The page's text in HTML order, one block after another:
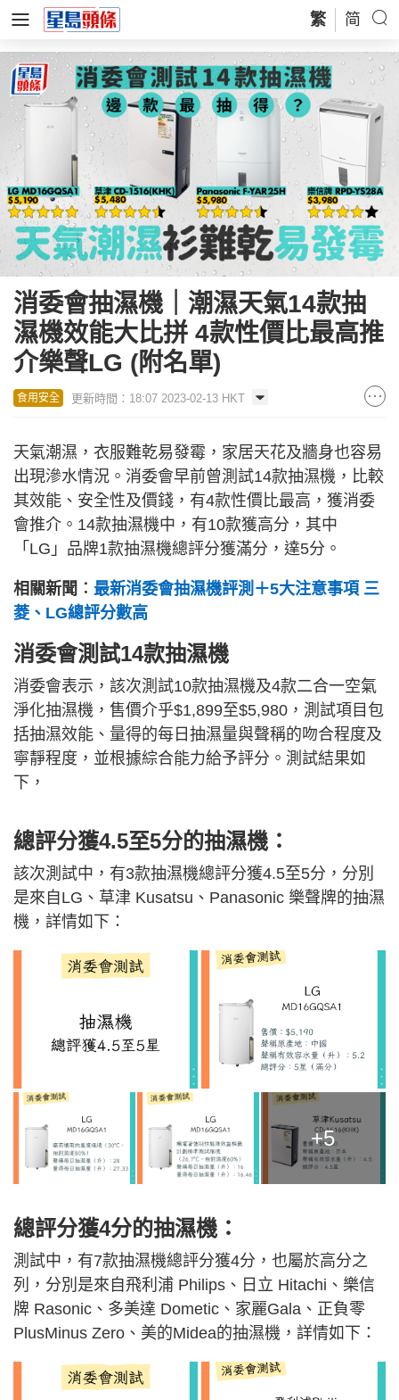
繁 简
消委會抽濕機｜潮濕天氣14款抽
濕機效能大比拼 4款性價比最高推
介樂聲LG (附名單)
食用安全 更新時間：18:07 2023-02-13 HKT
天氣潮濕，衣服難乾易發霉，家居天花及牆身也容易
出現滲水情況。消委會早前曾測試14款抽濕機，比較
其效能、安全性及價錢，有4款性價比最高，獲消委
會推介。14款抽濕機中，有10款獲高分，其中
「LG」品牌1款抽濕機總評分獲滿分，達5分。
相關新聞︰ 最新消委會抽濕機評測＋5大注意事項 三
菱、LG總評分數高
消委會測試14款抽濕機
消委會表示，該次測試10款抽濕機及4款二合一空氣
淨化抽濕機，售價介乎$1,899至$5,980，測試項目包
括抽濕效能、量得的每日抽濕量與聲稱的吻合程度及
寧靜程度，並根據綜合能力給予評分。測試結果如
下，
總評分獲4.5至5分的抽濕機：
該次測試中，有3款抽濕機總評分獲4.5至5分，分別
是來自LG、草津 Kusatsu、Panasonic 樂聲牌的抽濕
機，詳情如下：
+5
總評分獲4分的抽濕機：
測試中，有7款抽濕機總評分獲4分，也屬於高分之
列，分別是來自飛利浦 Philips、日立 Hitachi、樂信
牌 Rasonic、多美達 Dometic、家麗Gala、正負零
PlusMinus Zero、美的Midea的抽濕機，詳情如下：